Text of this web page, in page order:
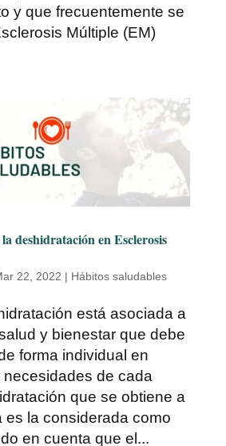
y que frecuentemente se
Múltiple (EM)
deshidratación en Esclerosis
22, 2022 | Hábitos saludables
está asociada a
y bienestar que debe
forma individual en
de cada
que se obtiene a
es la considerada como
en cuenta que el...